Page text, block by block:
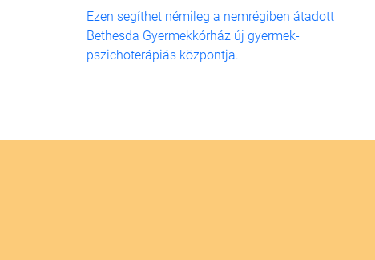
Ezen segíthet némileg a nemrégiben átadott
Bethesda Gyermekkórház új gyermek-
pszichoterápiás központja.